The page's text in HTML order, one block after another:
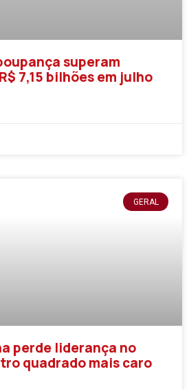
superam
7,15 bilhões em julho
GERAL
perde liderança no
quadrado mais caro